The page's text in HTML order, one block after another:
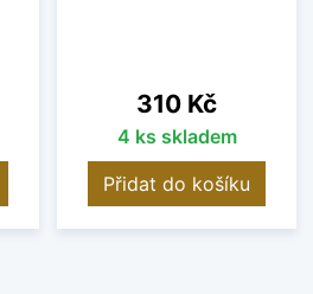
Cena
310 Kč
4 ks skladem
Přidat do košíku